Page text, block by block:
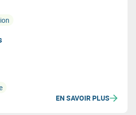
dits intelligents.
EN SAVOIR PLUS